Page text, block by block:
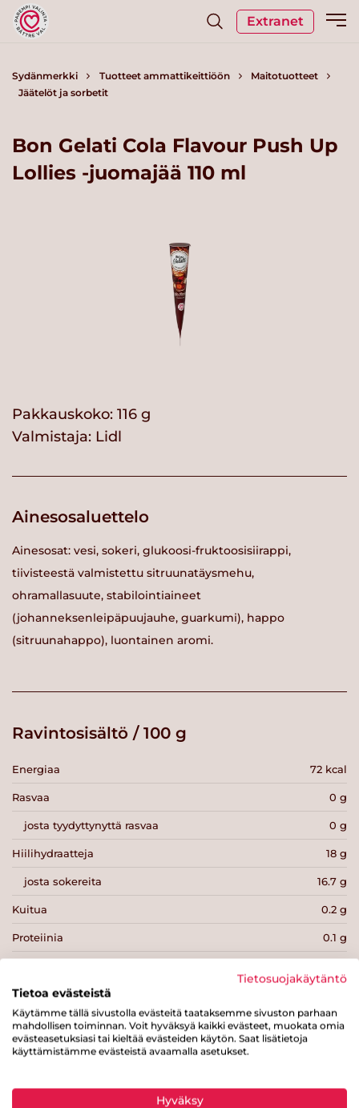
Extranet
Sydänmerkki Tuotteet ammattikeittiöön
Maitotuotteet
Jäätelöt ja sorbetit
Bon Gelati Cola Flavour Push Up
Lollies -juomajää 110 ml
Pakkauskoko: 116 g
Valmistaja: Lidl
Ainesosaluettelo
Ainesosat: vesi, sokeri, glukoosi-fruktoosisiirappi,
tiivisteestä valmistettu sitruunatäysmehu,
ohramallasuute, stabilointiaineet
(johanneksenleipäpuujauhe, guarkumi), happo
(sitruunahappo), luontainen aromi.
Ravintosisältö / 100 g
Energiaa 72 kcal
Rasvaa 0 g
josta tyydyttynyttä rasvaa 0 g
Hiilihydraatteja 18 g
josta sokereita 16.7 g
Kuitua 0.2 g
Proteiinia 0.1 g
Tulosta sivu Jaa tuote
Tietosuojakäytäntö
Tietoa evästeistä
Käytämme tällä sivustolla evästeitä taataksemme sivuston parhaan
mahdollisen toiminnan. Voit hyväksyä kaikki evästeet, muokata omia
evästeasetuksiasi tai kieltää evästeiden käytön. Saat lisätietoja
käyttämistämme evästeistä avaamalla asetukset.
Hyväksy